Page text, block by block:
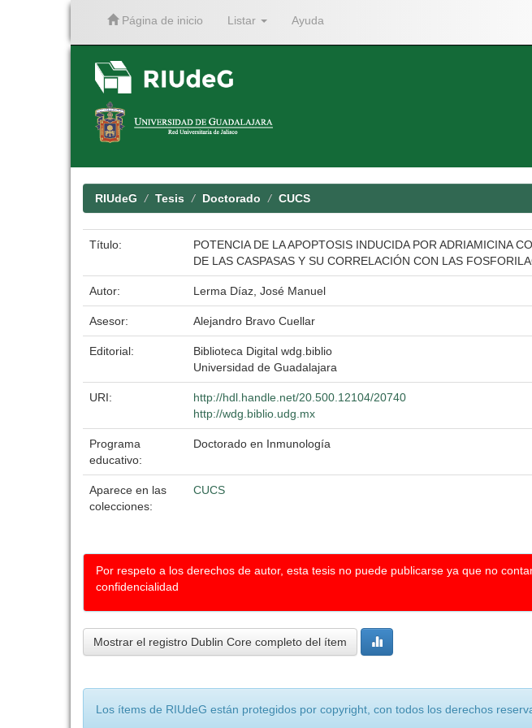
Página de inicio Listar Ayuda
RIUdeG Tesis Doctorado CUCS
Título:
POTENCIA DE LA APOPTOSIS INDUCIDA POR ADRIAMICINA
DE LAS CASPASAS Y SU CORRELACIÓN CON LAS
Autor: Lerma Díaz, José Manuel
Asesor: Alejandro Bravo Cuellar
Editorial:
Biblioteca Digital wdg.biblio
Universidad de Guadalajara
URI:
http://hdl.handle.net/20.500.12104/20740
http://wdg.biblio.udg.mx
Programa
educativo:
Doctorado en Inmunología
Aparece en las
colecciones:
CUCS
Por respeto a los derechos de autor, esta tesis no puede publicarse ya que no
confidencialidad
Mostrar el registro Dublin Core completo del ítem
Los ítems de RIUdeG están protegidos por copyright, con todos los derechos